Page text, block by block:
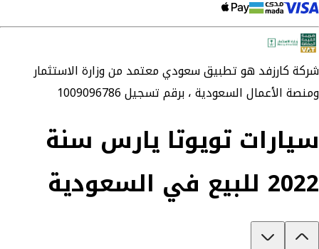
شركةكارزفدهو تطبيق سعودي معتمد من وزارة الاستثمار
ومنصة الأعمال السعودية ،برقم تسجيل 1009096786
سيارات تويوتا يارس سنة
2022 للبيع في السعودية
تبغى تشتري تويوتا يارس 2022؟